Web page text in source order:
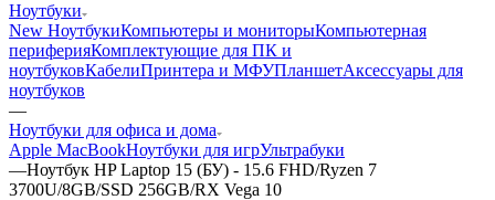
Ноутбуки
New НоутбукиКомпьютеры и мониторыКомпьютерная
периферияКомплектующие для ПК и
ноутбуковКабелиПринтера и МФУПланшетАксессуары для
ноутбуков
—
Ноутбуки для офиса и дома
Apple MacBookНоутбуки для игрУльтрабуки
—Ноутбук HP Laptop 15 (БУ) - 15.6 FHD/Ryzen 7
3700U/8GB/SSD 256GB/RX Vega 10